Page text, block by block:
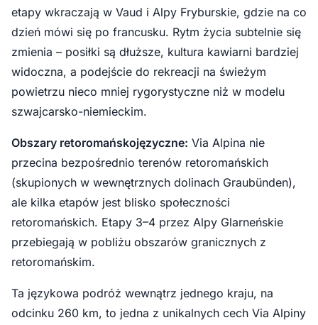
etapy wkraczają w Vaud i Alpy Fryburskie, gdzie na co
dzień mówi się po francusku. Rytm życia subtelnie się
zmienia – posiłki są dłuższe, kultura kawiarni bardziej
widoczna, a podejście do rekreacji na świeżym
powietrzu nieco mniej rygorystyczne niż w modelu
szwajcarsko-niemieckim.
Obszary retoromańskojęzyczne: Via Alpina nie
przecina bezpośrednio terenów retoromańskich
(skupionych w wewnętrznych dolinach Graubünden),
ale kilka etapów jest blisko społeczności
retoromańskich. Etapy 3–4 przez Alpy Glarneńskie
przebiegają w pobliżu obszarów granicznych z
retoromańskim.
Ta językowa podróż wewnątrz jednego kraju, na
odcinku 260 km, to jedna z unikalnych cech Via Alpiny